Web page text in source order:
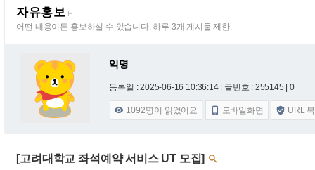
자유홍보 F
어떤 내용이든 홍보하실 수 있습니다. 하루 3개 게시물 제한.
익명
등록일 : 2025-06-16 10:36:14 | 글번호 : 255145 | 0
 1092명이 읽었어요  모바일화면  URL
[고려대학교 좌석예약 서비스 UT 모집] 